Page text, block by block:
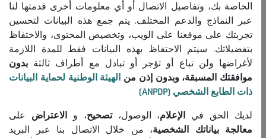
دليل 1997Nerges
Fr
24/01/1997
الخاصة بك، وتفاصيل الاتصال أو أي معلومات أخرى قدمتها لنا
عبر النماذج والدعم المختلف. يتم جمع هذه البيانات لتحسين
تجربتك على موقعنا على الويب، وتخصيص المحتوى، والاحتفاظ
بتفضيلاتك. سيتم الاحتفاظ بهذه البيانات فقط للمدة اللازمة
لأغراضها ولن تباع أو تؤجر أو تبادل مع أطراف ثالثة بدون
موافقتك المسبقة، وبدون إذن من الهيئة الوطنية لحماية البيانات
ذات الطابع الشخصي (ANPDP)
لديك الحق في الإعلام، الوصول،تصحيح، والاعتراض على
معالجة بياناتك الشخصية، من خلال الاتصال بنا عبر البريد